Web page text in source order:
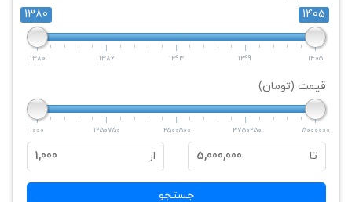
1380
1405
1380 1386 1393 1399 1405
قیمت (تومان)
1000 1250750 2500500 3750250 5000000
تا 5,000,000 از 1,000
جستجو